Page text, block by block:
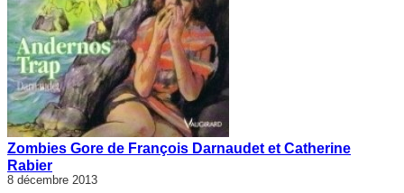
Zombies Gore de François Darnaudet et Catherine
Rabier
8 décembre 2013